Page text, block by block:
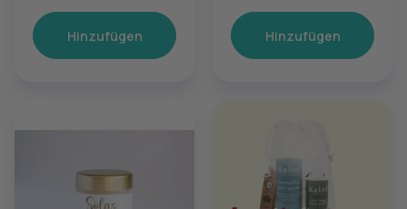
Hinzufügen Hinzufügen